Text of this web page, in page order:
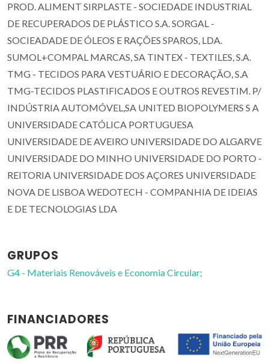
PROD. ALIMENT SIRPLASTE - SOCIEDADE INDUSTRIAL
DE RECUPERADOS DE PLÁSTICO S.A. SORGAL -
SOCIEADADE DE ÓLEOS E RAÇÕES SPAROS, LDA.
SUMOL+COMPAL MARCAS, SA TINTEX - TEXTILES, S.A.
TMG - TECIDOS PARA VESTUÁRIO E DECORAÇÃO, S.A
TMG-TECIDOS PLASTIFICADOS E OUTROS REVESTIM. P/
INDÚSTRIA AUTOMÓVEL,SA UNITED BIOPOLYMERS S A
UNIVERSIDADE CATÓLICA PORTUGUESA
UNIVERSIDADE DE AVEIRO UNIVERSIDADE DO ALGARVE
UNIVERSIDADE DO MINHO UNIVERSIDADE DO PORTO -
REITORIA UNIVERSIDADE DOS AÇORES UNIVERSIDADE
NOVA DE LISBOA WEDOTECH - COMPANHIA DE IDEIAS
E DE TECNOLOGIAS LDA
GRUPOS
G4 - Materiais Renováveis e Economia Circular;
FINANCIADORES